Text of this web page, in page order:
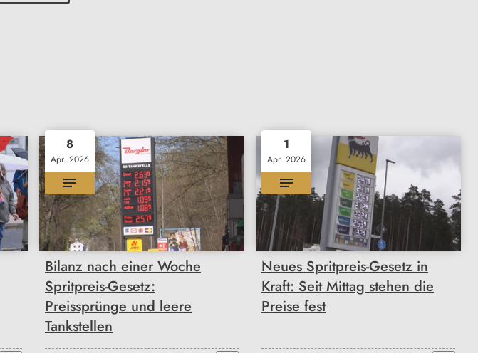
8
Apr. 2026
Bilanz nach einer Woche
Spritpreis-Gesetz:
Preissprünge und leere
Tankstellen
1
Apr. 2026
Neues Spritpreis-Gesetz in
Kraft: Seit Mittag stehen die
Preise fest